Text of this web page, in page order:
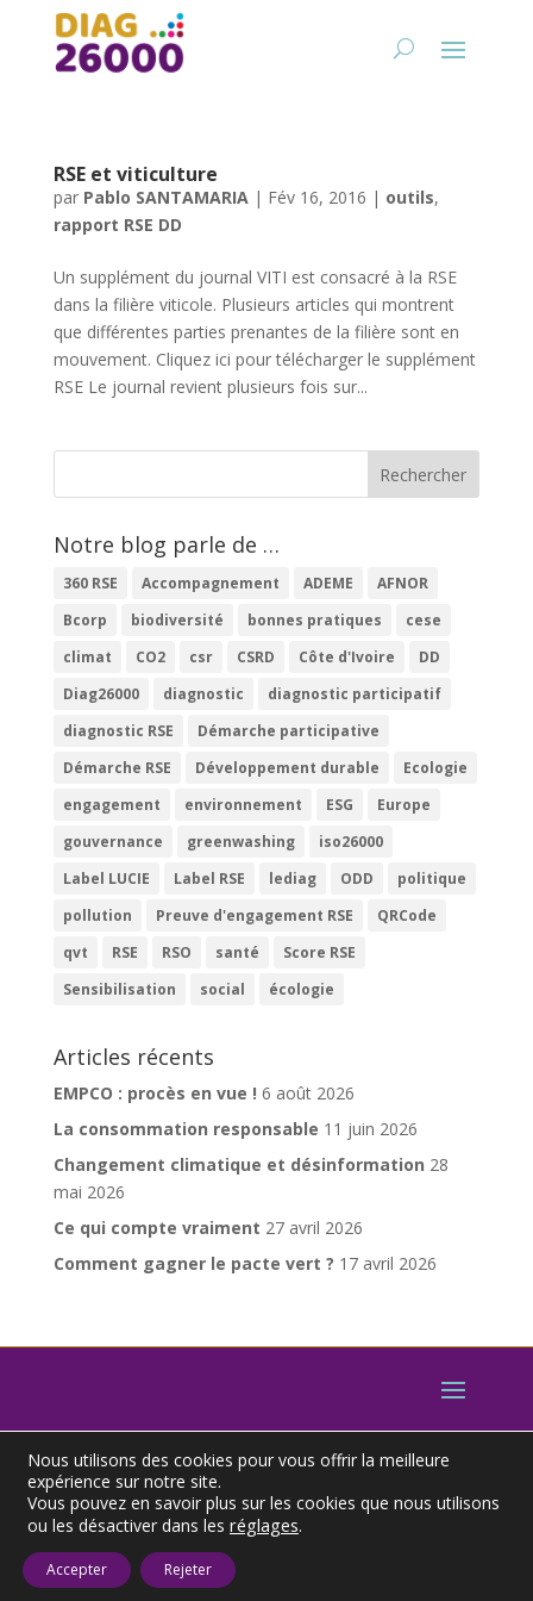
RSE et viticulture
par Pablo SANTAMARIA| Fév 16, 2016 | outils,
rapport RSE DD
Un supplément du journal VITI est consacré à la RSE
dans la filière viticole. Plusieurs articles qui montrent
que différentes parties prenantes de la filière sont en
mouvement. Cliquez ici pour télécharger le supplément
RSE Le journal revient plusieurs fois sur...
Notre blog parle de …
360 RSE Accompagnement ADEME
AFNOR
Bcorp
biodiversité bonnes pratiques
cese
climat
CO2 csr CSRD Côte d'Ivoire
DD
Diag26000
diagnostic
diagnostic participatif
diagnostic RSE
Démarche participative
Démarche RSE
Développement durable
Ecologie
engagement
environnement ESG
Europe
gouvernance
greenwashing
iso26000
Label LUCIE
Label RSE lediag ODD
politique
pollution
Preuve d'engagement RSE
QRCode
qvt
RSE RSO santé
Score RSE
Sensibilisation
social écologie
Articles récents
EMPCO : procès en vue ! 6 août 2026
La consommation responsable 11 juin 2026
Changement climatique et désinformation 28
mai 2026
Ce qui compte vraiment 27 avril 2026
Comment gagner le pacte vert ? 17 avril 2026
© 2022 – DIAG26000 – Toutes reproductions
interdites.
Mentions Légales
CGUV
Nous utilisons des cookies pour vous offrir la meilleure
expérience sur notre site.
Vous pouvez en savoir plus sur les cookies que nous utilisons
ou les désactiver dans les réglages.
Accepter Rejeter